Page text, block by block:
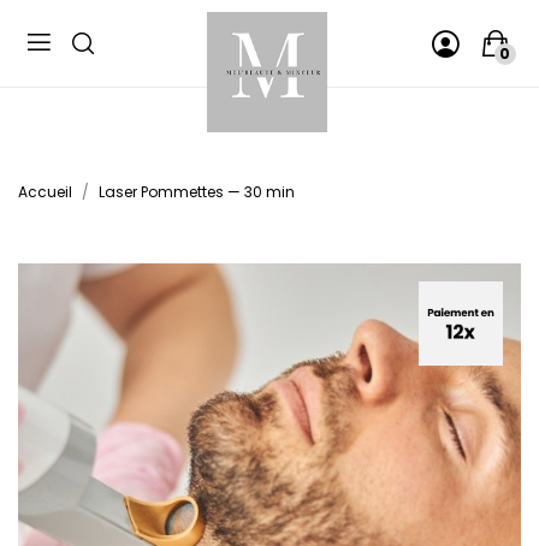
Panneau de gestion des cookies
0
Accueil Laser Pommettes — 30 min